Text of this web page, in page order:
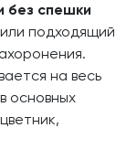
без спешки
подходящий
на весь
основных